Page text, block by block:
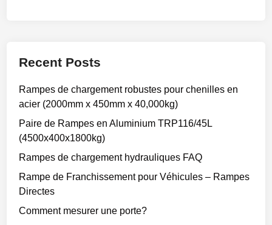
Recent Posts
Rampes de chargement robustes pour chenilles en
acier (2000mm x 450mm x 40,000kg)
Paire de Rampes en Aluminium TRP116/45L
(4500x400x1800kg)
Rampes de chargement hydrauliques FAQ
Rampe de Franchissement pour Véhicules – Rampes
Directes
Comment mesurer une porte?